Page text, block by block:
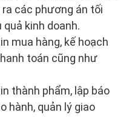
các phương án tối
kinh doanh.
mua hàng, kế hoạch
toán cũng như
thành phẩm, lập báo
hành, quản lý giao